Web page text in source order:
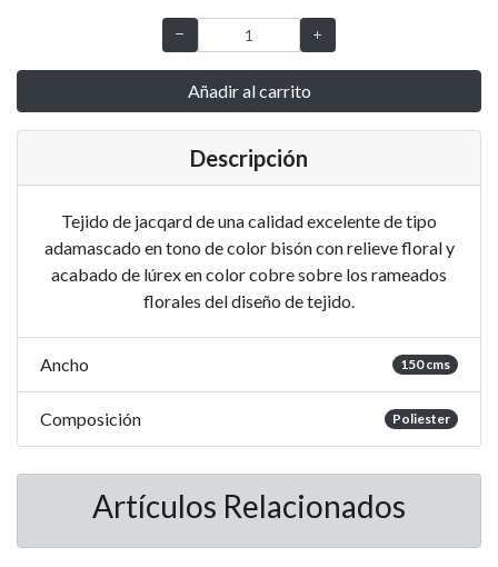
Añadir al carrito
Descripción
Tejido de jacqard de una calidad excelente de tipo
adamascado en tono de color bisón con relieve floral y
acabado de lúrex en color cobre sobre los rameados
florales del diseño de tejido.
Ancho 150 cms
Composición Poliester
Artículos Relacionados